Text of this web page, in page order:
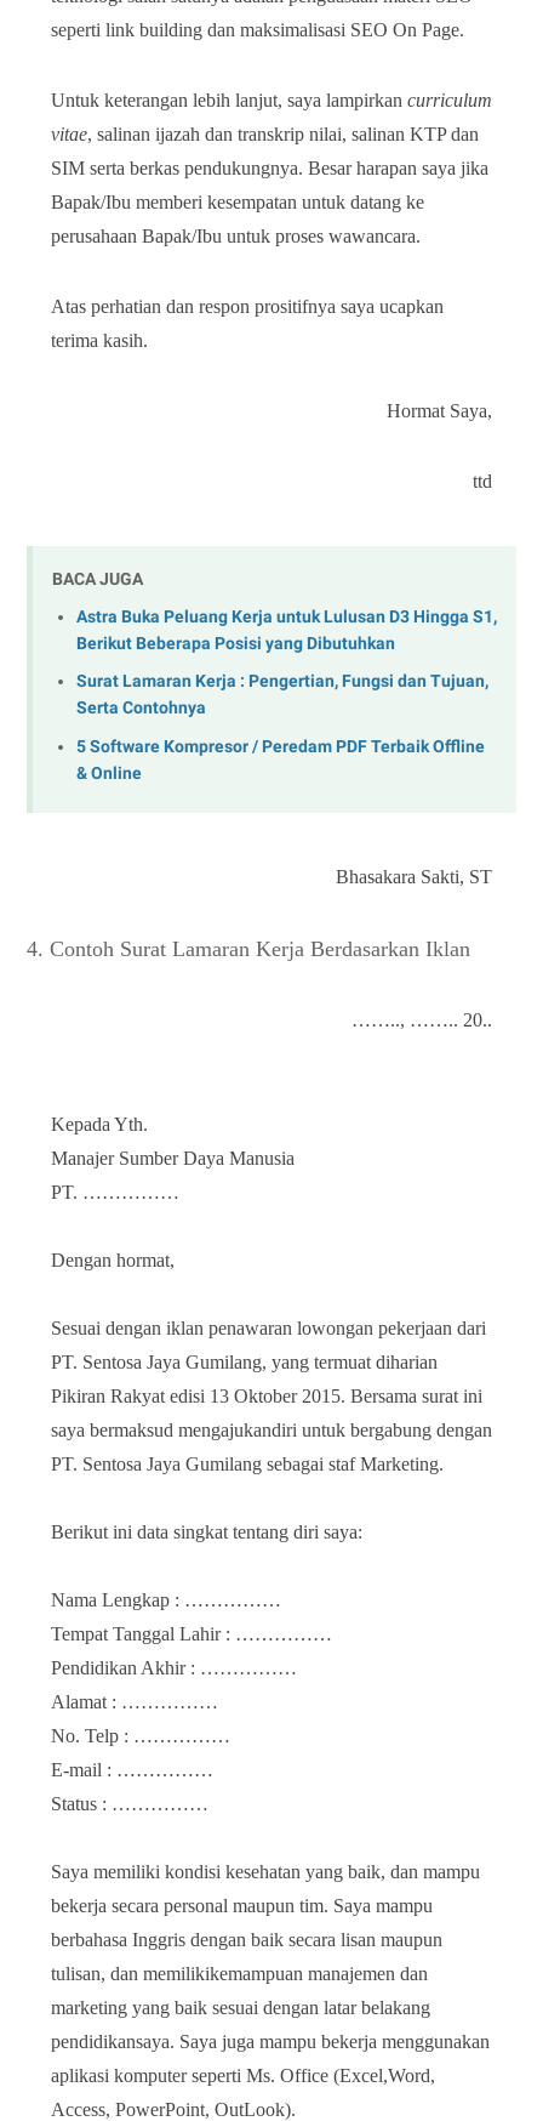
seperti link building dan maksimalisasi SEO On Page.
Untuk keterangan lebih lanjut, saya lampirkan curriculum
vitae, salinan ijazah dan transkrip nilai, salinan KTP dan
SIM serta berkas pendukungnya. Besar harapan saya jika
Bapak/Ibu memberi kesempatan untuk datang ke
perusahaan Bapak/Ibu untuk proses wawancara.
Atas perhatian dan respon prositifnya saya ucapkan
terima kasih.
Hormat Saya,
ttd
BACA JUGA
Astra Buka Peluang Kerja untuk Lulusan D3 Hingga S1,
Berikut Beberapa Posisi yang Dibutuhkan
Surat Lamaran Kerja : Pengertian, Fungsi dan Tujuan,
Serta Contohnya
5 Software Kompresor / Peredam PDF Terbaik Offline
& Online
Bhasakara Sakti, ST
4. Contoh Surat Lamaran Kerja Berdasarkan Iklan
…….., …….. 20..
Kepada Yth.
Manajer Sumber Daya Manusia
PT. ……………
Dengan hormat,
Sesuai dengan iklan penawaran lowongan pekerjaan dari
PT. Sentosa Jaya Gumilang, yang termuat diharian
Pikiran Rakyat edisi 13 Oktober 2015. Bersama surat ini
saya bermaksud mengajukandiri untuk bergabung dengan
PT. Sentosa Jaya Gumilang sebagai staf Marketing.
Berikut ini data singkat tentang diri saya:
Nama Lengkap : ……………
Tempat Tanggal Lahir : ……………
Pendidikan Akhir : ……………
Alamat : ……………
No. Telp : ……………
E-mail : ……………
Status : ……………
Saya memiliki kondisi kesehatan yang baik, dan mampu
bekerja secara personal maupun tim. Saya mampu
berbahasa Inggris dengan baik secara lisan maupun
tulisan, dan memilikikemampuan manajemen dan
marketing yang baik sesuai dengan latar belakang
pendidikansaya. Saya juga mampu bekerja menggunakan
aplikasi komputer seperti Ms. Office (Excel,Word,
Access, PowerPoint, OutLook).